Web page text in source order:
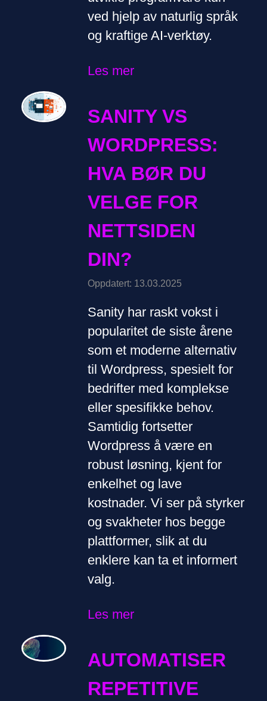
ved hjelp av naturlig språk
og kraftige AI-verktøy.
Les mer
SANITY VS
WORDPRESS:
HVA BØR DU
VELGE FOR
NETTSIDEN
DIN?
Oppdatert: 13.03.2025
Sanity har raskt vokst i
popularitet de siste årene
som et moderne alternativ
til Wordpress, spesielt for
bedrifter med komplekse
eller spesifikke behov.
Samtidig fortsetter
Wordpress å være en
robust løsning, kjent for
enkelhet og lave
kostnader. Vi ser på styrker
og svakheter hos begge
plattformer, slik at du
enklere kan ta et informert
valg.
Les mer
AUTOMATISER
REPETITIVE